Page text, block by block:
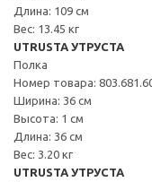
Длина: 109 см
Вес: 13.45 кг
UTRUSTA УТРУСТА
Полка
Номер товара:
Ширина: 36 см
Высота: 1 см
Длина: 36 см
Вес: 3.20 кг
UTRUSTA УТРУСТА